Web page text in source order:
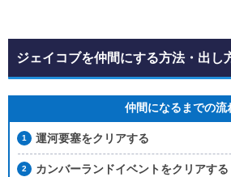
ジェイコブを仲間にする方法・出し
仲間になるまでの流
運河要塞をクリアする
カンバーランドイベントをクリアする